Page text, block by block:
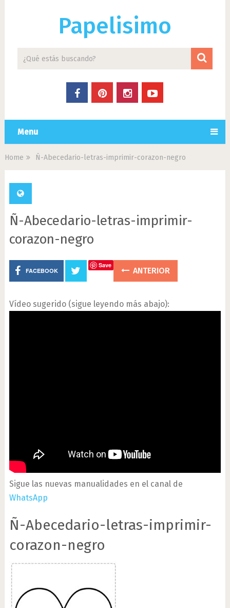
Papelisimo
Menu
Home Ñ-Abecedario-letras-imprimir-corazon-negro
Ñ-Abecedario-letras-imprimir-
corazon-negro
FACEBOOK
Save
ANTERIOR
Vídeo sugerido (sigue leyendo más abajo):
Sigue las nuevas manualidades en el canal de
WhatsApp
Ñ-Abecedario-letras-imprimir-
corazon-negro